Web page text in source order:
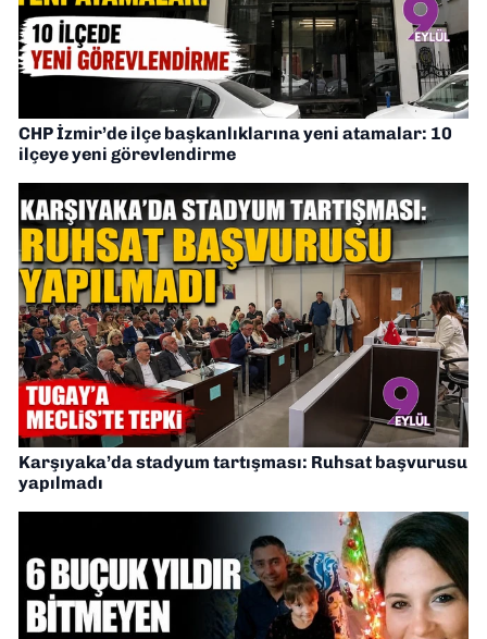
CHP İzmir’de ilçe başkanlıklarına yeni atamalar: 10
ilçeye yeni görevlendirme
Karşıyaka’da stadyum tartışması: Ruhsat başvurusu
yapılmadı